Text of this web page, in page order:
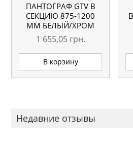
ПАНТОГРАФ GTV В
СЕКЦИЮ 875-1200
ММ БЕЛЫЙ/ХРОМ
1 655,05 грн.
В корзину
Недавние отзывы